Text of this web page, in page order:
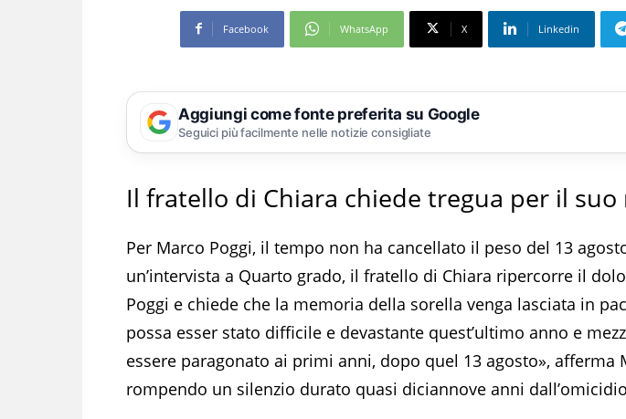
Facebook WhatsApp X Linkedin
Aggiungi come fonte preferita su Google
Seguici più facilmente nelle notizie consigliate
Il fratello di Chiara chiede tregua per il
Per Marco Poggi, il tempo non ha cancellato il peso del 13
un’intervista a Quarto grado, il fratello di Chiara ripercorre il
Poggi e chiede che la memoria della sorella venga lasciata in
possa esser stato difficile e devastante quest’ultimo anno e
essere paragonato ai primi anni, dopo quel 13 agosto», afferma
rompendo un silenzio durato quasi diciannove anni